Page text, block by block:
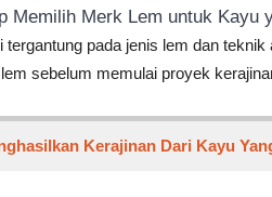
Memilih Merk Lem untuk Kayu
tergantung pada jenis lem dan
sebelum memulai proyek
Kerajinan Dari Kayu